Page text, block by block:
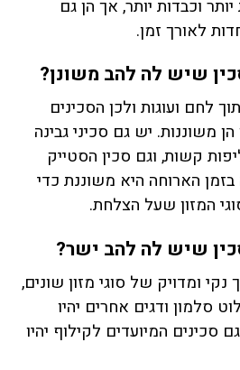
וכבדות יותר, אך הן גם
לאורך זמן.
שיש לה להב משונן?
לחם ועוגות ולכן הסכינים
משוננות. יש גם סכיני גבינה
קשות, וגם סכין הסטייק
הארוחה היא משוננת כדי
המזון שעל הצלחת.
שיש לה להב ישר?
ומדויק של סוגי מזון שונים,
סלמון ודגים אחרים יהיו
סכינים המיועדים לקילוף יהיו